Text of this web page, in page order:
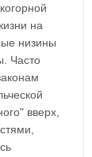
на
низины
Часто
вверх,